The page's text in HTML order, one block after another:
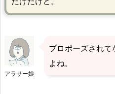
アラサー娘
プロポーズされ
よね。